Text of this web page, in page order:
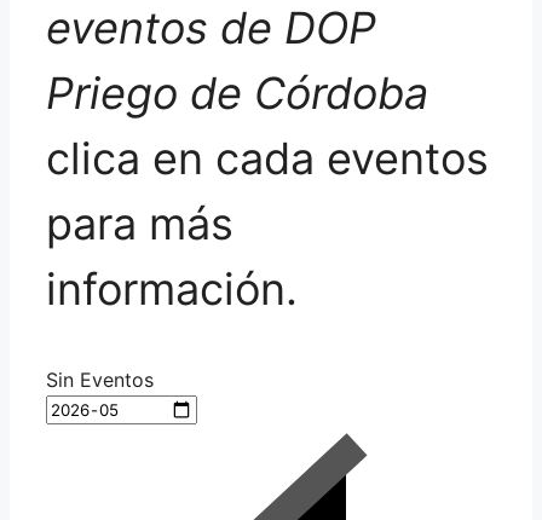
eventos de DOP
Priego de Córdoba
clica en cada eventos
para más
información.
Sin Eventos